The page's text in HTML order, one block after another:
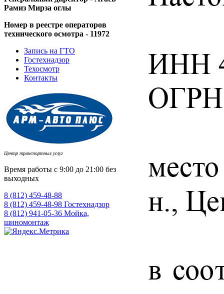
Рамиз Мирза оглы
Номер в реестре операторов
технического осмотра - 11972
Запись на ГТО
Гостехнадзор
Техосмотр
Контакты
Центр транспортных услуг
Время работы с 9:00 до 21:00 без
выходных
8 (812) 459-48-88
8 (812) 459-48-98 Гостехнадзор
8 (812) 941-05-36 Мойка,
шиномонтаж